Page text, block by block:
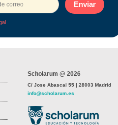
Enviar
Scholarum @ 2026
C/ Jose Abascal 55 | 28003 Madrid
info@scholarum.es